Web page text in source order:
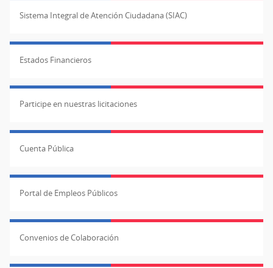
Sistema Integral de Atención Ciudadana (SIAC)
Estados Financieros
Participe en nuestras licitaciones
Cuenta Pública
Portal de Empleos Públicos
Convenios de Colaboración